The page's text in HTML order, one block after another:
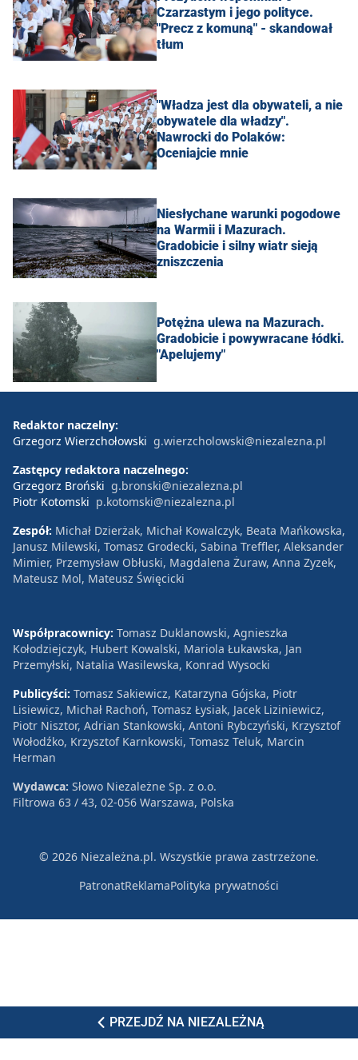
Czarzastym i jego polityce.
"Precz z komuną" - skandował
tłum
"Władza jest dla obywateli, a nie
obywatele dla władzy".
Nawrocki do Polaków:
Oceniajcie mnie
Niesłychane warunki pogodowe
na Warmii i Mazurach.
Gradobicie i silny wiatr sieją
zniszczenia
Potężna ulewa na Mazurach.
Gradobicie i powywracane łódki.
"Apelujemy"
PRZEJDŹ NA NIEZALEŻNĄ
Redaktor naczelny:
Grzegorz Wierzchołowski g.wierzcholowski@niezalezna.pl
Zastępcy redaktora naczelnego:
Grzegorz Broński g.bronski@niezalezna.pl
Piotr Kotomski p.kotomski@niezalezna.pl
Zespół: Michał Dzierżak, Michał Kowalczyk, Beata Mańkowska,
Janusz Milewski, Tomasz Grodecki, Sabina Treffler, Aleksander
Mimier, Przemysław Obłuski, Magdalena Żuraw, Anna Zyzek,
Mateusz Mol, Mateusz Święcicki
Współpracownicy: Tomasz Duklanowski, Agnieszka
Kołodziejczyk, Hubert Kowalski, Mariola Łukawska, Jan
Przemyłski, Natalia Wasilewska, Konrad Wysocki
Publicyści: Tomasz Sakiewicz, Katarzyna Gójska, Piotr
Lisiewicz, Michał Rachoń, Tomasz Łysiak, Jacek Liziniewicz,
Piotr Nisztor, Adrian Stankowski, Antoni Rybczyński, Krzysztof
Wołodźko, Krzysztof Karnkowski, Tomasz Teluk, Marcin
Herman
Wydawca: Słowo Niezależne Sp. z o.o.
Filtrowa 63 / 43, 02-056 Warszawa, Polska
© 2026 Niezależna.pl. Wszystkie prawa zastrzeżone.
PatronatReklamaPolityka prywatności